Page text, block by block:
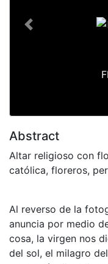
Previous
Abstract
Altar religioso con
católica, floreros,
Al reverso de la
anuncia por medio
cosa, la virgen nos
del sol, el milagro